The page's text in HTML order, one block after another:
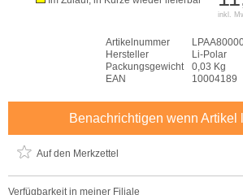
inkl.
Artikelnummer
Hersteller
Li-Polar
Packungsgewicht
0,03 Kg
EAN
10004189
Benachrichtigen wenn Artikel
Auf den Merkzettel
Verfügbarkeit in meiner Filiale